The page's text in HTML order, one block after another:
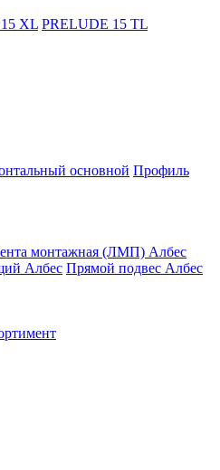
XL PRELUDE 15 TL
основной Профиль
монтажная (ЛМП) Албес
Албес Прямой подвес Албес